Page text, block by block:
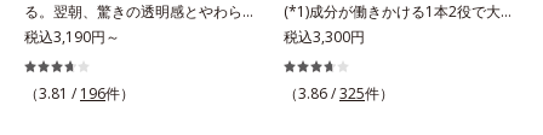
る。翌朝、驚きの透明感とやわらか
さを感じて。若々しく透明感のある
美肌を構成する要素と、年齢肌(*1)
のメラニン生成にアプローチして、
税込3,190円～
（3.81 / 196件）
(*1)成分が働きかける1本2役で大人
の肌を守りぬく。若々しく透明感の
ある美肌を構成する要素と、年齢肌
(*2)のメラニン生成にアプローチし
税込3,300円
（3.86 /325件）